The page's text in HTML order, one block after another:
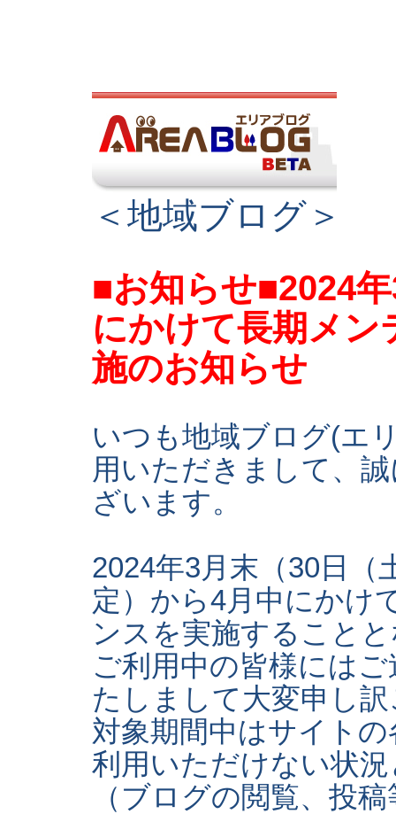
＜地域ブログ＞
■お知らせ■2024
にかけて長期メン
施のお知らせ
いつも地域ブログ(エ
用いただきまして、
ざいます。
2024年3月末（30日（
定）から4月中にかけ
ンスを実施すること
ご利用中の皆様には
たしまして大変申し
対象期間中はサイト
利用いただけない状
（ブログの閲覧、投